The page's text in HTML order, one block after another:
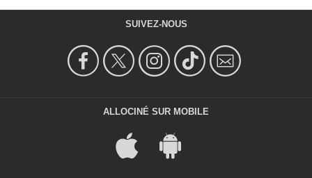
SUIVEZ-NOUS
ALLOCINÉ SUR MOBILE